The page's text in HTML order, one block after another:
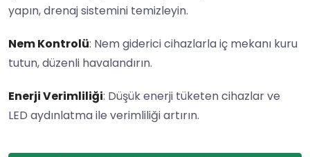
yapın, drenaj sistemini temizleyin.
Nem Kontrolü: Nem giderici cihazlarla iç mekanı kuru
tutun, düzenli havalandırın.
Enerji Verimliliği: Düşük enerji tüketen cihazlar ve
LED aydınlatma ile verimliliği artırın.